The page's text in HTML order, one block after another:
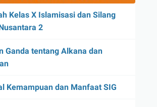
Kelas X Islamisasi dan Silang
2
Ganda tentang Alkana dan
Kemampuan dan Manfaat SIG